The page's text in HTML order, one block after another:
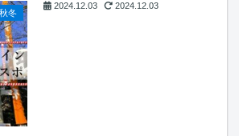
冬
2024.12.03 2024.12.03